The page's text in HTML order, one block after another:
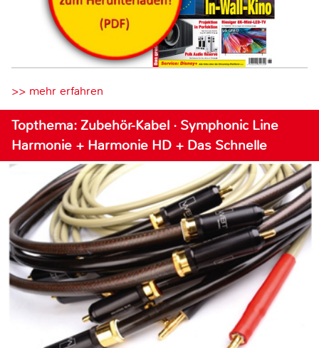
>> mehr erfahren
Topthema: Zubehör-Kabel · Symphonic Line
Harmonie + Harmonie HD + Das Schnelle